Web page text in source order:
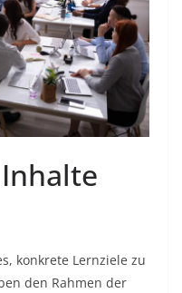
konkrete Lernziele zu
den Rahmen der